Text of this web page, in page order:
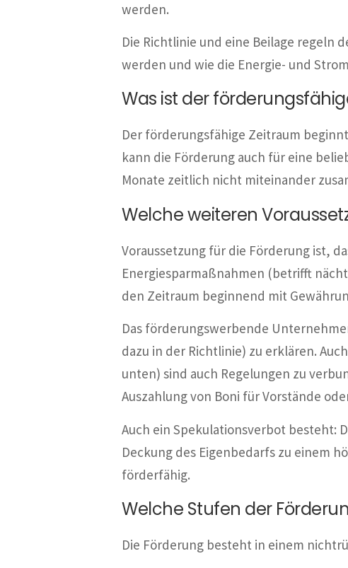
werden.
Die Richtlinie und eine Beilage regeln
werden und wie die Energie- und
Was ist der
Der förderungsfähige Zeitraum
kann die Förderung auch für eine
Monate zeitlich nicht miteinander
Welche weiteren
Voraussetzung für die Förderung ist,
Energiesparmaßnahmen (betrifft
den Zeitraum beginnend mit
Das förderungswerbende
dazu in der Richtlinie) zu erklären.
unten) sind auch Regelungen zu
Auszahlung von Boni für Vorstände
Auch ein Spekulationsverbot besteht:
Deckung des Eigenbedarfs zu einem
förderfähig.
Welche Stufen der
Die Förderung besteht in einem